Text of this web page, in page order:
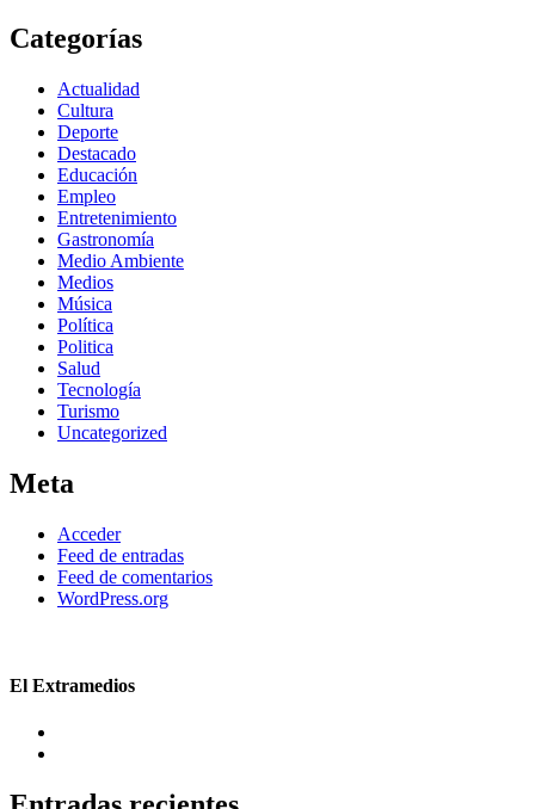
Categorías
Actualidad
Cultura
Deporte
Destacado
Educación
Empleo
Entretenimiento
Gastronomía
Medio Ambiente
Medios
Música
Política
Politica
Salud
Tecnología
Turismo
Uncategorized
Meta
Acceder
Feed de entradas
Feed de comentarios
WordPress.org
El Extramedios